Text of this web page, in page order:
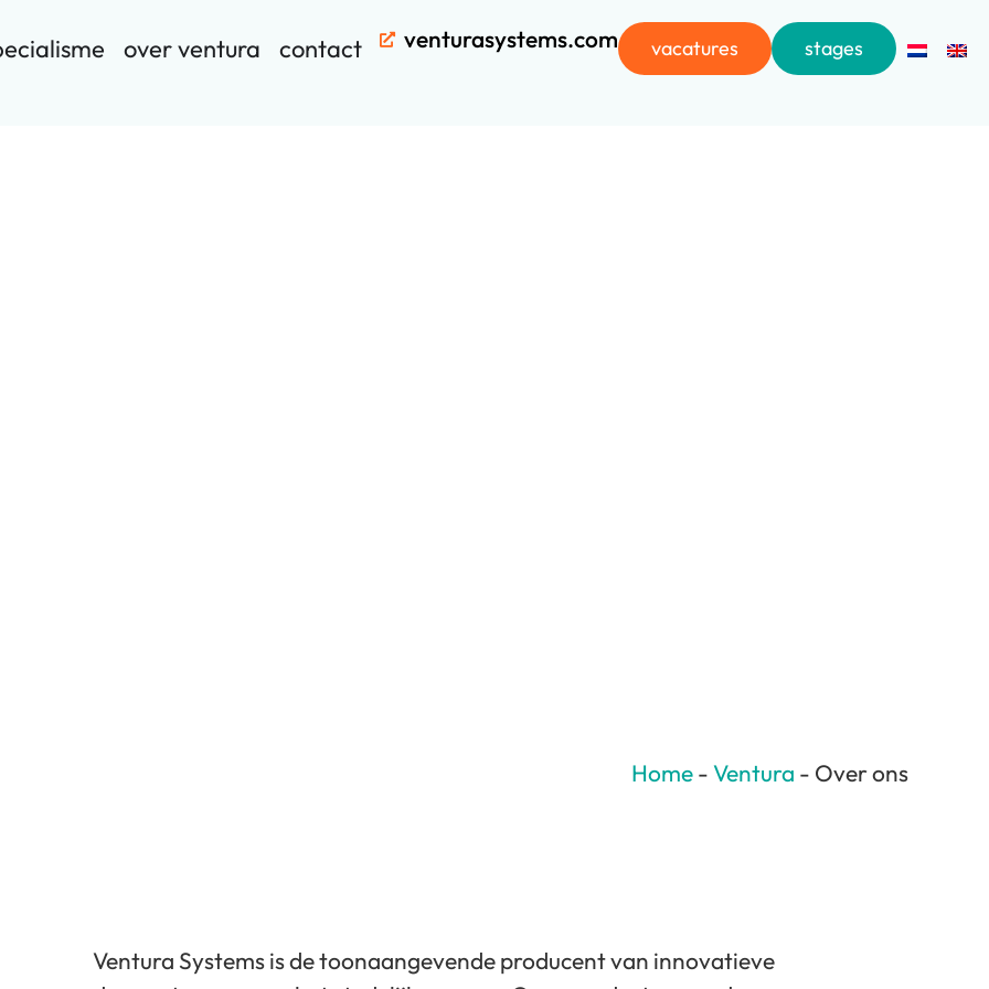
over ventura contact venturasystems.com vacatures stages
Home-Ventura - Over ons
Ventura Systems is de toonaangevende producent van innovatieve